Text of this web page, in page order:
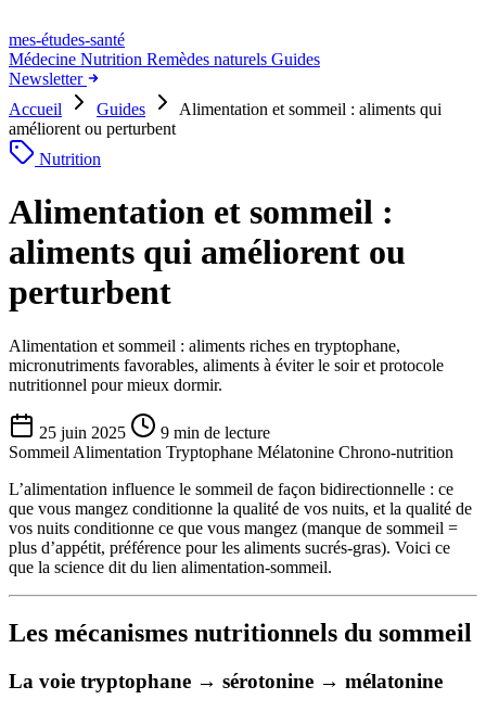
mes-études-santé
Médecine Nutrition Remèdes naturels Guides
Newsletter
Accueil
Guides
Alimentation et sommeil : aliments qui
améliorent ou perturbent
Nutrition
Alimentation et sommeil :
aliments qui améliorent ou
perturbent
Alimentation et sommeil : aliments riches en tryptophane,
micronutriments favorables, aliments à éviter le soir et protocole
nutritionnel pour mieux dormir.
25 juin 2025
9 min de lecture
Sommeil Alimentation Tryptophane Mélatonine Chrono-nutrition
L’alimentation influence le sommeil de façon bidirectionnelle : ce
que vous mangez conditionne la qualité de vos nuits, et la qualité de
vos nuits conditionne ce que vous mangez (manque de sommeil =
plus d’appétit, préférence pour les aliments sucrés-gras). Voici ce
que la science dit du lien alimentation-sommeil.
Les mécanismes nutritionnels du sommeil
La voie tryptophane → sérotonine → mélatonine